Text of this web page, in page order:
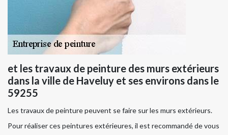
et les travaux de peinture des murs extérieurs
dans la ville de Haveluy et ses environs dans le
59255
Les travaux de peinture peuvent se faire sur les murs extérieurs.
Pour réaliser ces peintures extérieures, il est recommandé de vous